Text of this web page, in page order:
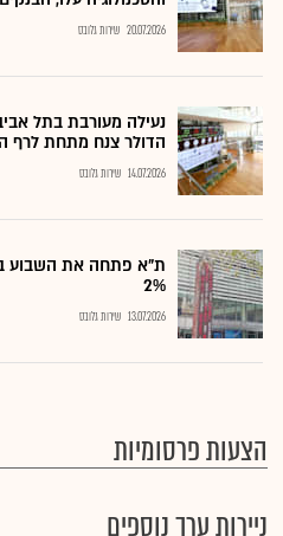
20.07.2026 שירות גלובס
נעילה מעורבת בתל
הדולר צנח מתחת לרף ה-3 שקלים וננעל מעט
14.07.2026 שירות גלובס
ת"א פתחה את השבוע
2%
13.07.2026 שירות גלובס
הצעות פרסומיות
ניירות ערך נוספים